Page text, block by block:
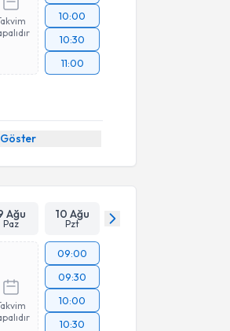
10:00
10:30
11:00
Ağu
Paz
10 Ağu
Pzt
09:00
09:30
10:00
10:30